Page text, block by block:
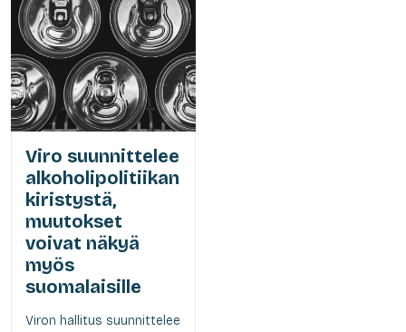
Viro suunnittelee
alkoholipolitiikan
kiristystä,
muutokset
voivat näkyä
myös
suomalaisille
Viron hallitus suunnittelee